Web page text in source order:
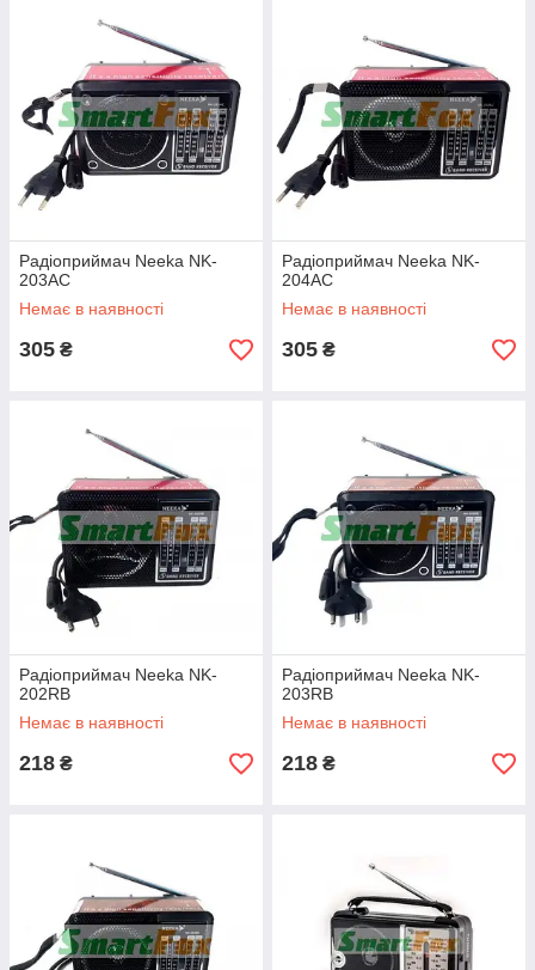
Радіоприймач Neeka NK-
203AC
Немає в наявності
305 ₴
Радіоприймач Neeka NK-
204AC
Немає в наявності
305 ₴
Радіоприймач Neeka NK-
202RB
Немає в наявності
218 ₴
Радіоприймач Neeka NK-
203RB
Немає в наявності
218 ₴